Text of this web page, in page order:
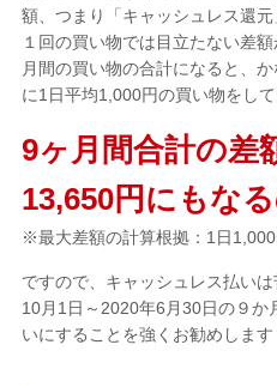
額、つまり「キャッシュレス還元
１回の買い物では目立たない差
月間の買い物の合計になると、
に1日平均1,000円の買い物をして
9ヶ月間合計の差
13,650円にもな
※最大差額の計算根拠：1日
ですので、キャッシュレス払い
10月1日～2020年6月30日の９か
いにすることを強くお勧めします